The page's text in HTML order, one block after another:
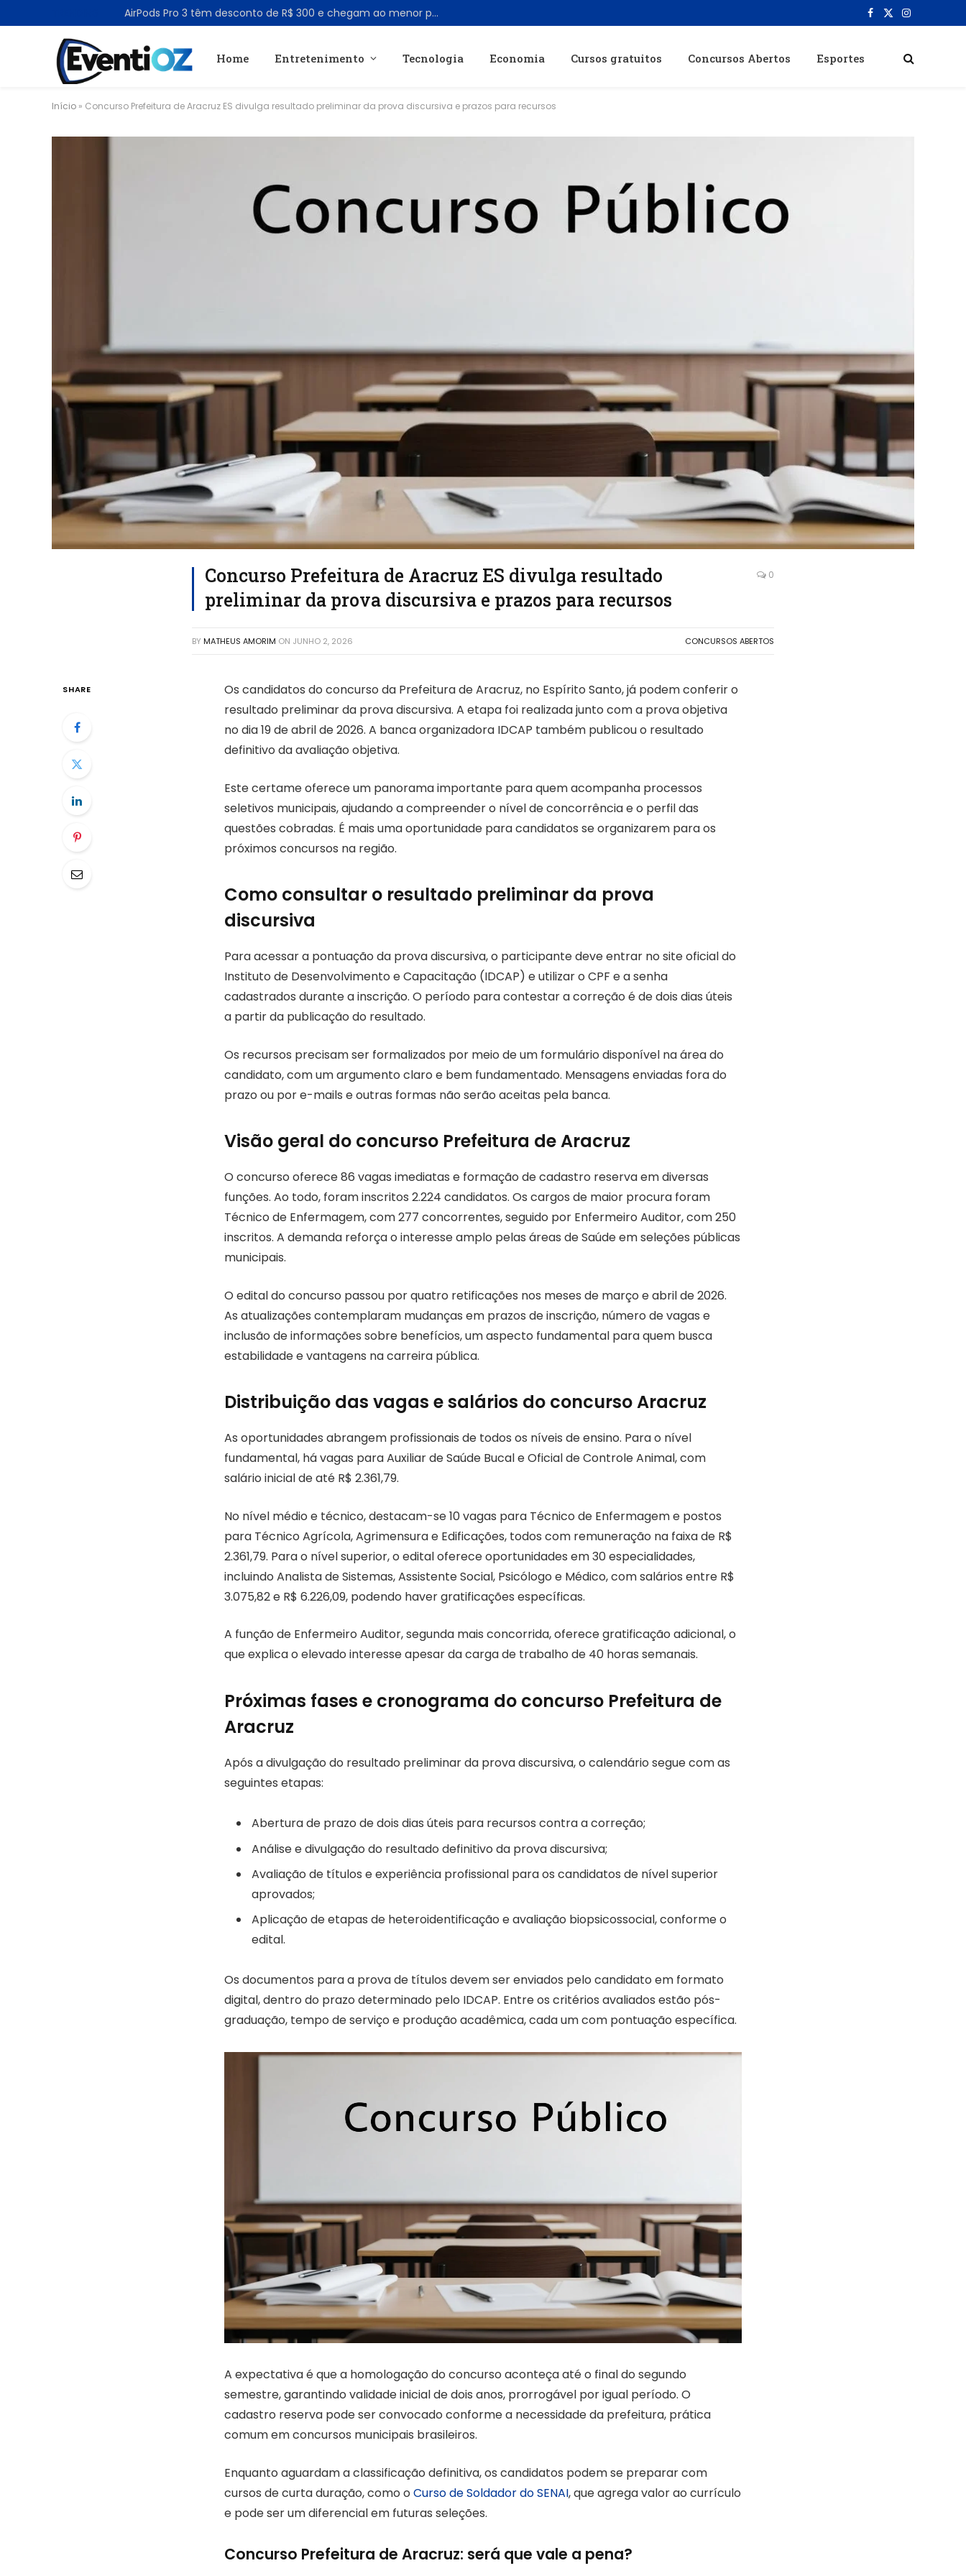
AirPods Pro 3 têm desconto de R$ 300 e chegam ao menor preço desde junho Facebook
X
Instagram
Home Entretenimento Tecnologia Economia Cursos gratuitos Concursos Abertos Esportes
Início » Concurso Prefeitura de Aracruz ES divulga resultado preliminar da prova discursiva e prazos para recursos
Concurso Prefeitura de Aracruz ES divulga resultado
preliminar da prova discursiva e prazos para recursos
0
BY MATHEUS AMORIM ON JUNHO 2, 2026 CONCURSOS ABERTOS
SHARE
Os candidatos do concurso da Prefeitura de Aracruz, no Espírito Santo, já podem conferir o
resultado preliminar da prova discursiva. A etapa foi realizada junto com a prova objetiva
no dia 19 de abril de 2026. A banca organizadora IDCAP também publicou o resultado
definitivo da avaliação objetiva.
Este certame oferece um panorama importante para quem acompanha processos
seletivos municipais, ajudando a compreender o nível de concorrência e o perfil das
questões cobradas. É mais uma oportunidade para candidatos se organizarem para os
próximos concursos na região.
Como consultar o resultado preliminar da prova
discursiva
Para acessar a pontuação da prova discursiva, o participante deve entrar no site oficial do
Instituto de Desenvolvimento e Capacitação (IDCAP) e utilizar o CPF e a senha
cadastrados durante a inscrição. O período para contestar a correção é de dois dias úteis
a partir da publicação do resultado.
Os recursos precisam ser formalizados por meio de um formulário disponível na área do
candidato, com um argumento claro e bem fundamentado. Mensagens enviadas fora do
prazo ou por e-mails e outras formas não serão aceitas pela banca.
Visão geral do concurso Prefeitura de Aracruz
O concurso oferece 86 vagas imediatas e formação de cadastro reserva em diversas
funções. Ao todo, foram inscritos 2.224 candidatos. Os cargos de maior procura foram
Técnico de Enfermagem, com 277 concorrentes, seguido por Enfermeiro Auditor, com 250
inscritos. A demanda reforça o interesse amplo pelas áreas de Saúde em seleções públicas
municipais.
O edital do concurso passou por quatro retificações nos meses de março e abril de 2026.
As atualizações contemplaram mudanças em prazos de inscrição, número de vagas e
inclusão de informações sobre benefícios, um aspecto fundamental para quem busca
estabilidade e vantagens na carreira pública.
Distribuição das vagas e salários do concurso Aracruz
As oportunidades abrangem profissionais de todos os níveis de ensino. Para o nível
fundamental, há vagas para Auxiliar de Saúde Bucal e Oficial de Controle Animal, com
salário inicial de até R$ 2.361,79.
No nível médio e técnico, destacam-se 10 vagas para Técnico de Enfermagem e postos
para Técnico Agrícola, Agrimensura e Edificações, todos com remuneração na faixa de R$
2.361,79. Para o nível superior, o edital oferece oportunidades em 30 especialidades,
incluindo Analista de Sistemas, Assistente Social, Psicólogo e Médico, com salários entre R$
3.075,82 e R$ 6.226,09, podendo haver gratificações específicas.
A função de Enfermeiro Auditor, segunda mais concorrida, oferece gratificação adicional, o
que explica o elevado interesse apesar da carga de trabalho de 40 horas semanais.
Próximas fases e cronograma do concurso Prefeitura de
Aracruz
Após a divulgação do resultado preliminar da prova discursiva, o calendário segue com as
seguintes etapas:
Abertura de prazo de dois dias úteis para recursos contra a correção;
Análise e divulgação do resultado definitivo da prova discursiva;
Avaliação de títulos e experiência profissional para os candidatos de nível superior
aprovados;
Aplicação de etapas de heteroidentificação e avaliação biopsicossocial, conforme o
edital.
Os documentos para a prova de títulos devem ser enviados pelo candidato em formato
digital, dentro do prazo determinado pelo IDCAP. Entre os critérios avaliados estão pós-
graduação, tempo de serviço e produção acadêmica, cada um com pontuação específica.
A expectativa é que a homologação do concurso aconteça até o final do segundo
semestre, garantindo validade inicial de dois anos, prorrogável por igual período. O
cadastro reserva pode ser convocado conforme a necessidade da prefeitura, prática
comum em concursos municipais brasileiros.
Enquanto aguardam a classificação definitiva, os candidatos podem se preparar com
cursos de curta duração, como o Curso de Soldador do SENAI, que agrega valor ao currículo
e pode ser um diferencial em futuras seleções.
Concurso Prefeitura de Aracruz: será que vale a pena?